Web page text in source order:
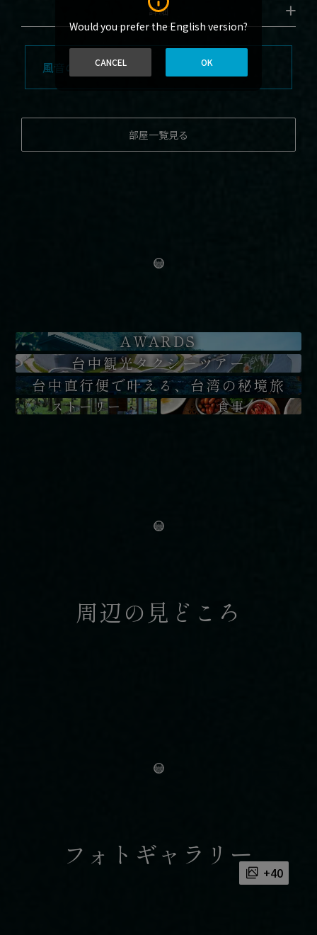
Would you prefer the English version?
CANCEL OK
詳細
風音の特徴
部屋一覧見る
AWARDS
台中観光タクシーツアー
台中直行便で叶える、台湾の秘境旅
ストーリー 食事
周辺の見どころ
フォトギャラリー
+40